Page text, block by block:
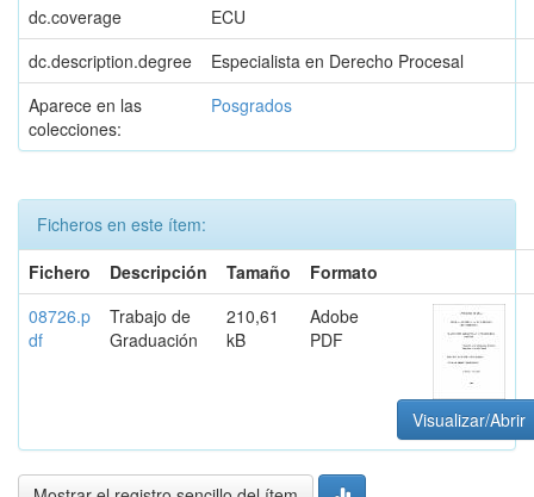
dc.coverage
ECU
dc.description.degree
Especialista en Derecho Procesal
Aparece en las
colecciones:
Posgrados
Ficheros en este ítem:
Fichero
Descripción Tamaño
Formato
08726.p
df
Trabajo de
Graduación
210,61
kB
Adobe
PDF
Visualizar/Abrir